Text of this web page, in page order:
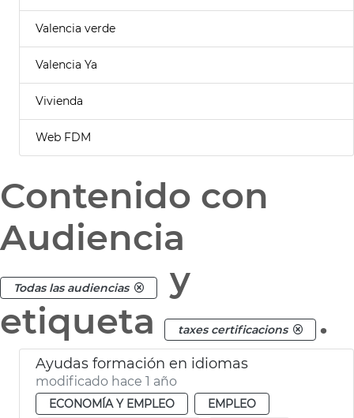
Valencia verde
Valencia Ya
Vivienda
Web FDM
Contenido con
Audiencia
Todas las audiencias
y
etiqueta
taxes certificacions .
Ayudas formación en idiomas
modificado hace 1 año
ECONOMÍA Y EMPLEO
EMPLEO